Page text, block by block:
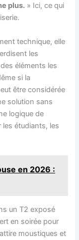
plus. » Ici, ce qui
technique, elle
les
éléments les
si la
être considérée
solution sans
logique de
les étudiants, les
en 2026 :
un T2 exposé
en soirée pour
moustiques et